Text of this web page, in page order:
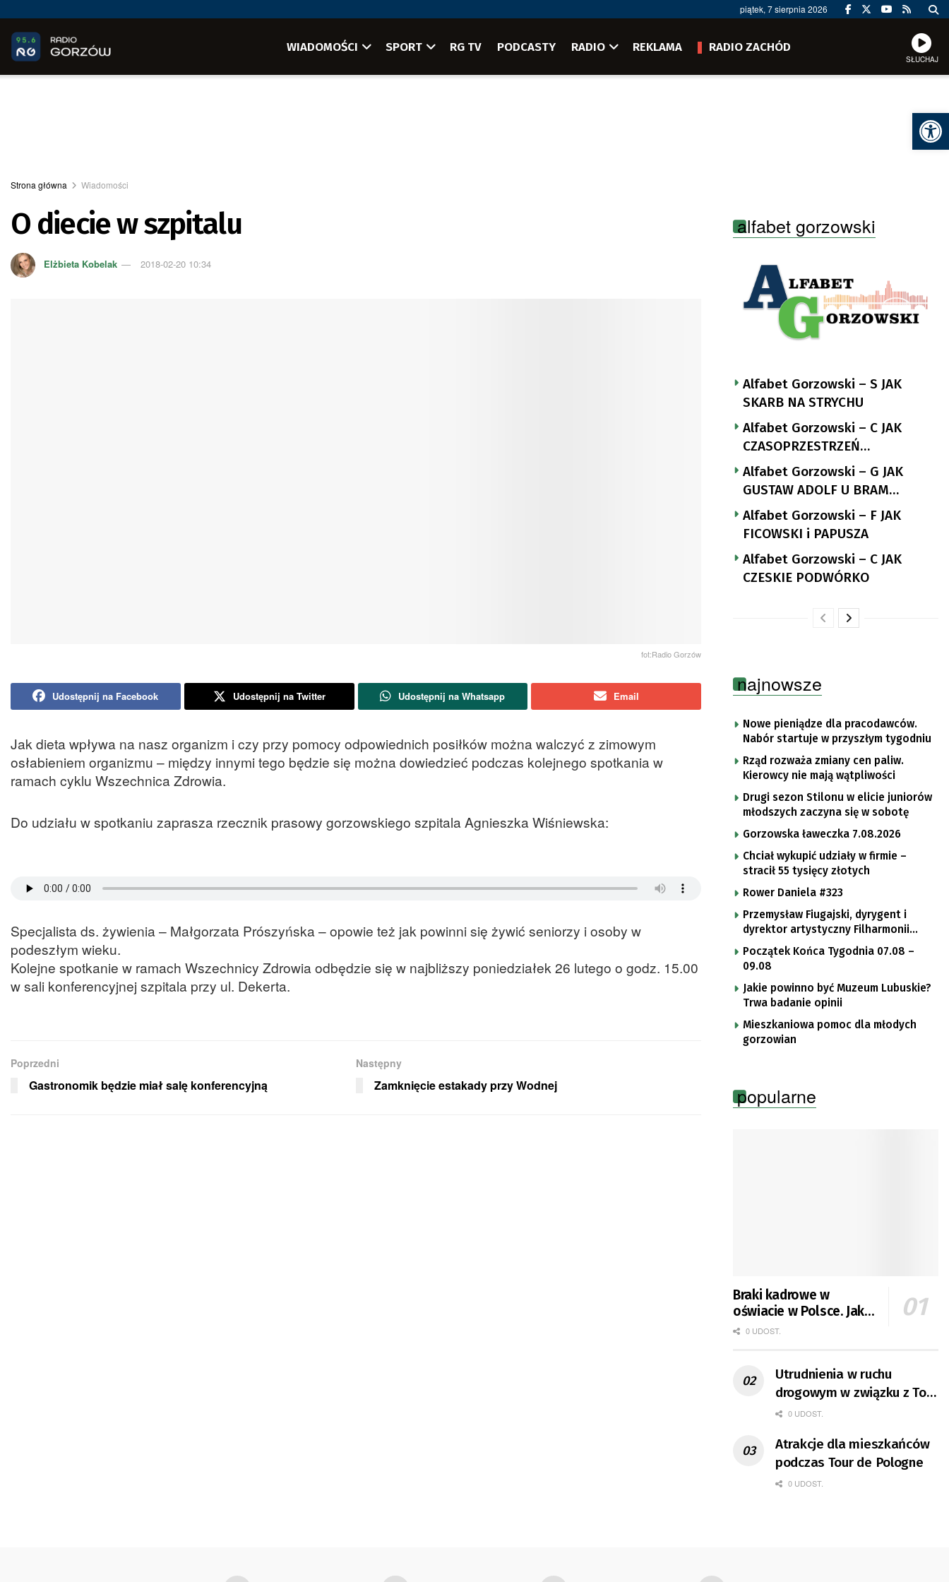
piątek, 7 sierpnia 2026
WIADOMOŚCI SPORT RG TV PODCASTY RADIO REKLAMA RADIO ZACHÓD
SŁUCHAJ
Strona główna Wiadomości
O diecie w szpitalu
Elżbieta Kobelak 2018-02-20 10:34
fot:Radio Gorzów
Udostępnij na Facebook Udostępnij na Twitter Udostępnij na Whatsapp Email
Jak dieta wpływa na nasz organizm i czy przy pomocy odpowiednich posiłków można walczyć z zimowym
osłabieniem organizmu – między innymi tego będzie się można dowiedzieć podczas kolejnego spotkania w
ramach cyklu Wszechnica Zdrowia.
Do udziału w spotkaniu zaprasza rzecznik prasowy gorzowskiego szpitala Agnieszka Wiśniewska:
Specjalista ds. żywienia – Małgorzata Prószyńska – opowie też jak powinni się żywić seniorzy i osoby w
podeszłym wieku.
Kolejne spotkanie w ramach Wszechnicy Zdrowia odbędzie się w najbliższy poniedziałek 26 lutego o godz. 15.00
w sali konferencyjnej szpitala przy ul. Dekerta.
Poprzedni
Gastronomik będzie miał salę konferencyjną
Następny
Zamknięcie estakady przy Wodnej
alfabet gorzowski
Alfabet Gorzowski – S JAK
SKARB NA STRYCHU
Alfabet Gorzowski – C JAK
CZASOPRZESTRZEŃ
NUTTGENSA
Alfabet Gorzowski – G JAK
GUSTAW ADOLF U BRAM
LANDSBERGA
Alfabet Gorzowski – F JAK
FICOWSKI i PAPUSZA
Alfabet Gorzowski – C JAK
CZESKIE PODWÓRKO
najnowsze
Nowe pieniądze dla pracodawców.
Nabór startuje w przyszłym tygodniu
Rząd rozważa zmiany cen paliw.
Kierowcy nie mają wątpliwości
Drugi sezon Stilonu w elicie juniorów
młodszych zaczyna się w sobotę
Gorzowska ławeczka 7.08.2026
Chciał wykupić udziały w firmie –
stracił 55 tysięcy złotych
Rower Daniela #323
Przemysław Fiugajski, dyrygent i
dyrektor artystyczny Filharmonii
Gorzowskiej
Początek Końca Tygodnia 07.08 –
09.08
Jakie powinno być Muzeum Lubuskie?
Trwa badanie opinii
Mieszkaniowa pomoc dla młodych
gorzowian
popularne
Braki kadrowe w
oświacie w Polsce. Jak
jest w Gorzowie?
0 UDOST.
Utrudnienia w ruchu
drogowym w związku z Tour
de Pologne
0 UDOST.
Atrakcje dla mieszkańców
podczas Tour de Pologne
0 UDOST.